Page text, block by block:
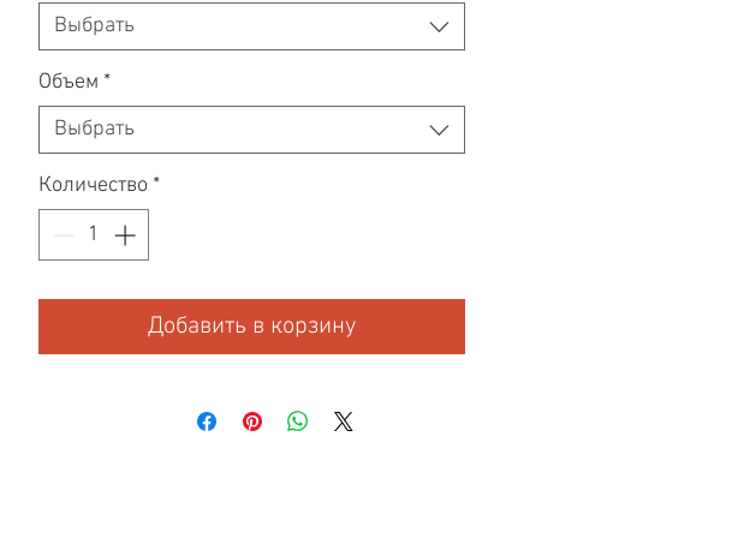
Выбрать
Объем *
Выбрать
Количество *
Добавить в корзину